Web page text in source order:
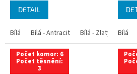
DETAIL
Bílá Bílá - Antracit Bílá - Zlatý dubBílá
Počet komor: 6
Počet těsnění:
3